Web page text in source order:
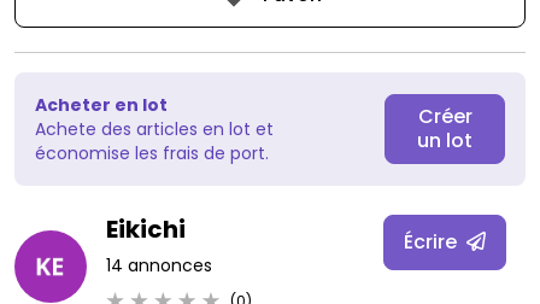
Acheter en lot
Achete des articles en lot et
économise les frais de port.
Créer
un lot
Eikichi
14 annonces
Écrire